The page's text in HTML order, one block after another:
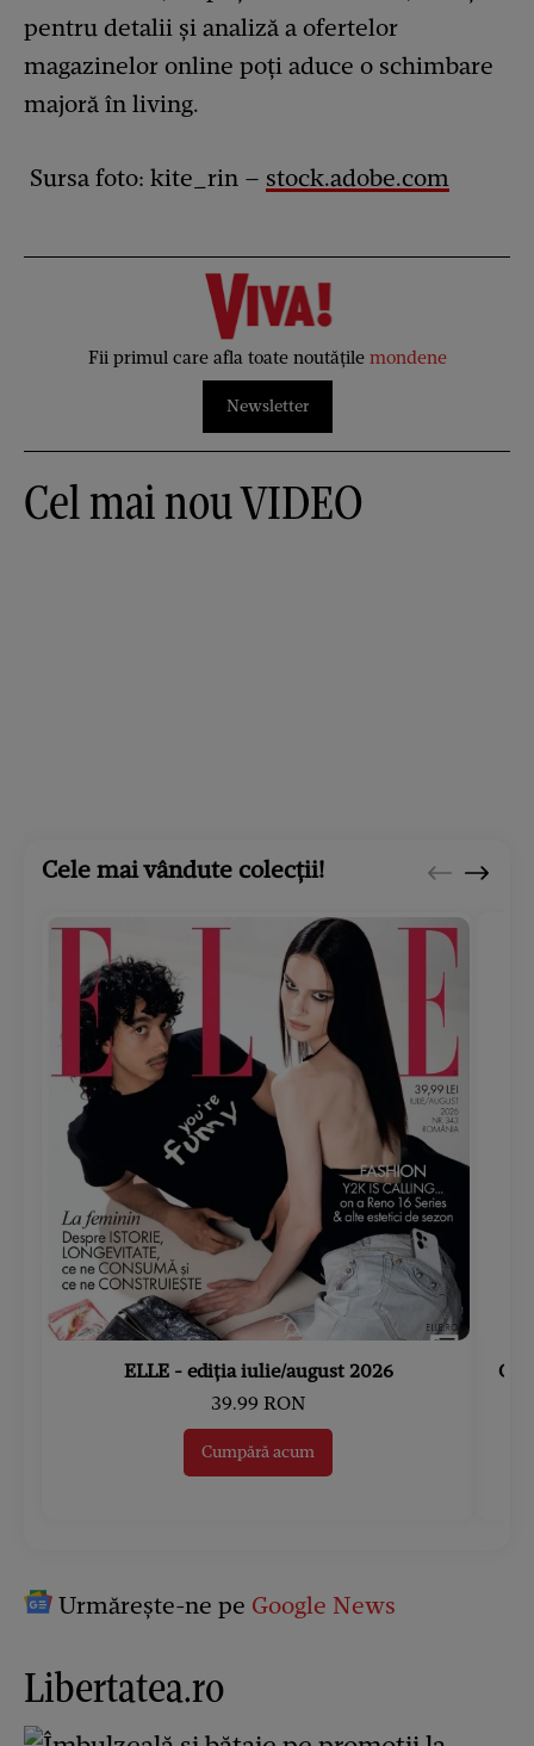
pentru detalii şi analiză a ofertelor
magazinelor online poţi aduce o schimbare
majoră în living.
Sursa foto: kite_rin – stock.adobe.com
Fii primul care afla toate noutățile mondene
Newsletter
Cel mai nou VIDEO
Cele mai vândute colecții!
ELLE - ediția iulie/august 2026
39.99 RON
Cumpără acum
Urmărește-ne pe Google News
Libertatea.ro